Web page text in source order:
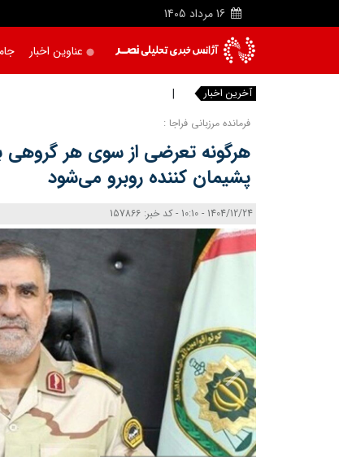
16 مرداد 1405
عناوین اخبار
آخرین اخبار خبرنگاران
فرمانده مرزبانی فراجا :
هرگونه تعرضی از سوی هر گروهی
پشیمان کننده روبرو می‌شود
1404/12/24 - 10:10 - کد خبر: 157866